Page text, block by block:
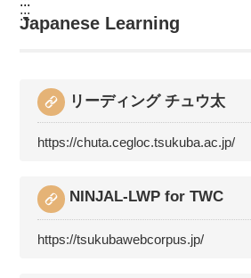
:::
Japanese Learning
リーディング チュウ太
https://chuta.cegloc.tsukuba.ac.jp/
NINJAL-LWP for TWC
https://tsukubawebcorpus.jp/